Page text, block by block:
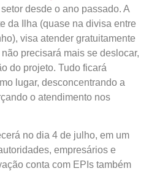
desde o ano passado. A
da Ilha (quase na divisa entre
visa atender gratuitamente
precisará mais se deslocar,
do projeto. Tudo ficará
lugar, desconcentrando a
o atendimento nos
no dia 4 de julho, em um
empresários e
conta com EPIs também